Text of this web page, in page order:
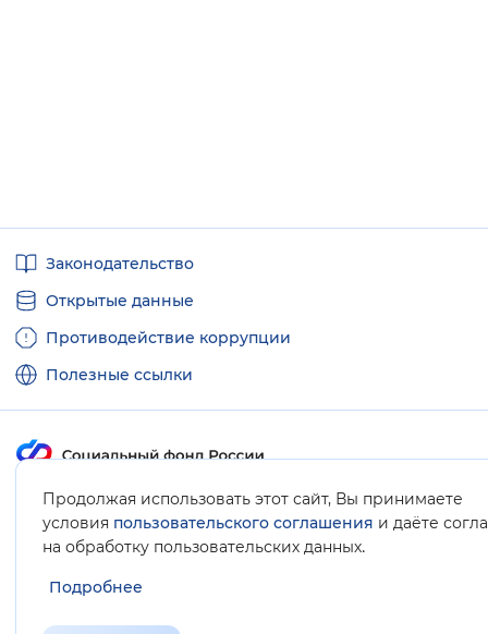
Продолжая использовать этот сайт, Вы принимаете
условия пользовательского соглашения и даёте
на обработку пользовательских данных.
Подробнее
ссылкиЗаконодательство
Открытые данные
Противодействие коррупции
Полезные ссылки
Карта сайта